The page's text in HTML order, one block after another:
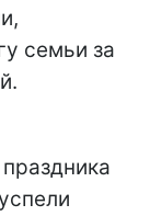
семьи за